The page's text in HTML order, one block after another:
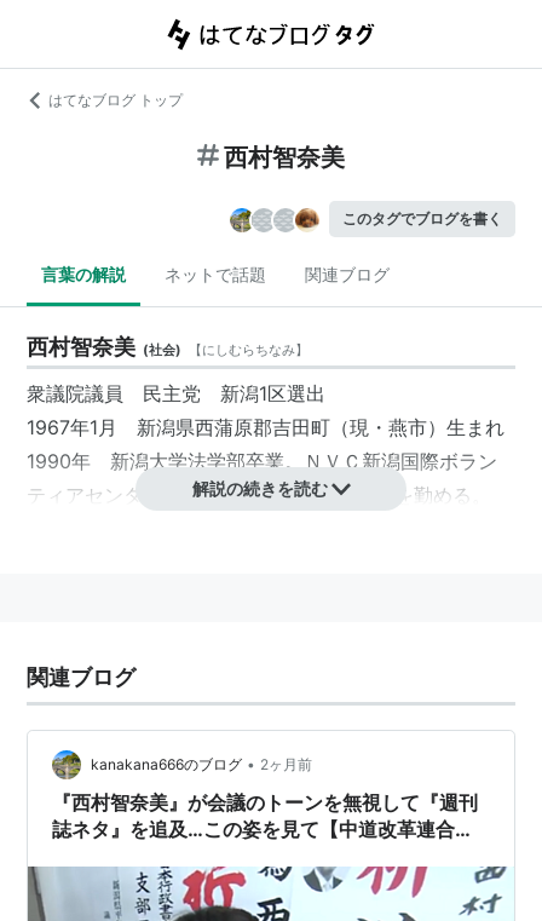
はてなブログ トップ
西村智奈美
このタグでブログを書く
言葉の解説 ネットで話題 関連ブログ
西村智奈美 (社会) 【にしむらちなみ】
衆議院議員 民主党 新潟1区選出
1967年1月 新潟県西蒲原郡吉田町（現・燕市）生まれ
1990年 新潟大学法学部卒業。ＮＶＣ新潟国際ボラン
ティアセンターの創設に参加。大学講師等を勤める。
解説の続きを読む
関連ブログ
kanakana666のブログ • 2ヶ月前
『西村智奈美』が会議のトーンを無視して『週刊
誌ネタ』を追及…この姿を見て【中道改革連合】